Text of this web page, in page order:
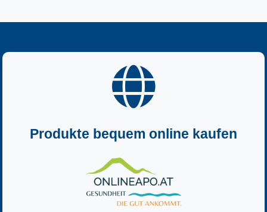

Produkte bequem online kaufen